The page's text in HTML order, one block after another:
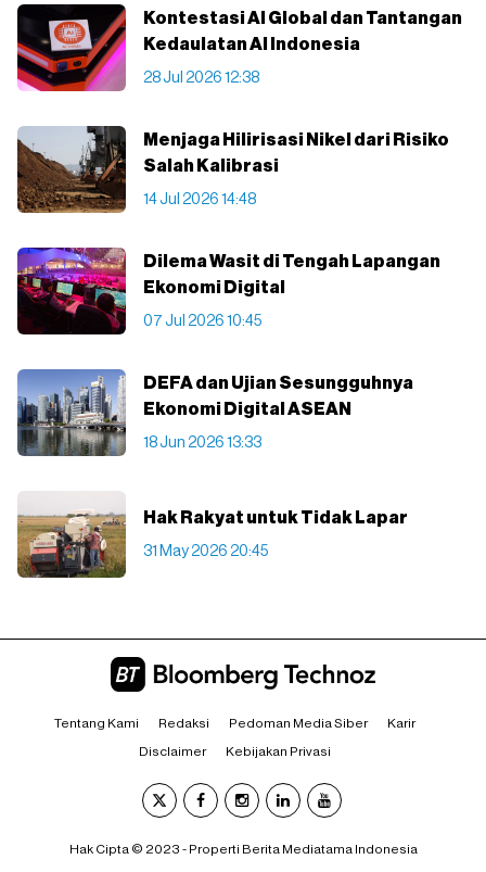
Kontestasi AI Global dan Tantangan
Kedaulatan AI Indonesia
28 Jul 2026 12:38
Menjaga Hilirisasi Nikel dari Risiko
Salah Kalibrasi
14 Jul 2026 14:48
Dilema Wasit di Tengah Lapangan
Ekonomi Digital
07 Jul 2026 10:45
DEFA dan Ujian Sesungguhnya
Ekonomi Digital ASEAN
18 Jun 2026 13:33
Hak Rakyat untuk Tidak Lapar
31 May 2026 20:45
Tentang Kami Redaksi Pedoman Media Siber Karir
Disclaimer Kebijakan Privasi
Hak Cipta © 2023 - Properti Berita Mediatama Indonesia